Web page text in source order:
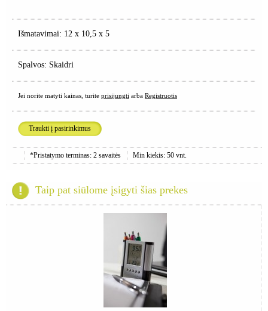
Išmatavimai: 12 x 10,5 x 5
Spalvos: Skaidri
Jei norite matyti kainas, turite prisijungti arba Registruotis
Traukti į pasirinkimus
*Pristatymo terminas: 2 savaitės Min kiekis: 50 vnt.
Taip pat siūlome įsigyti šias prekes